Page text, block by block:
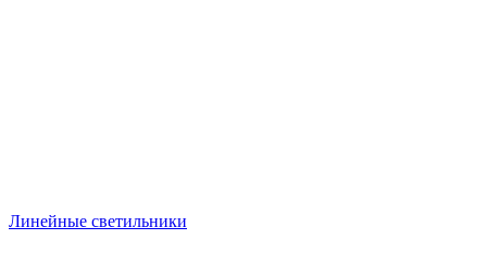
Линейные светильники